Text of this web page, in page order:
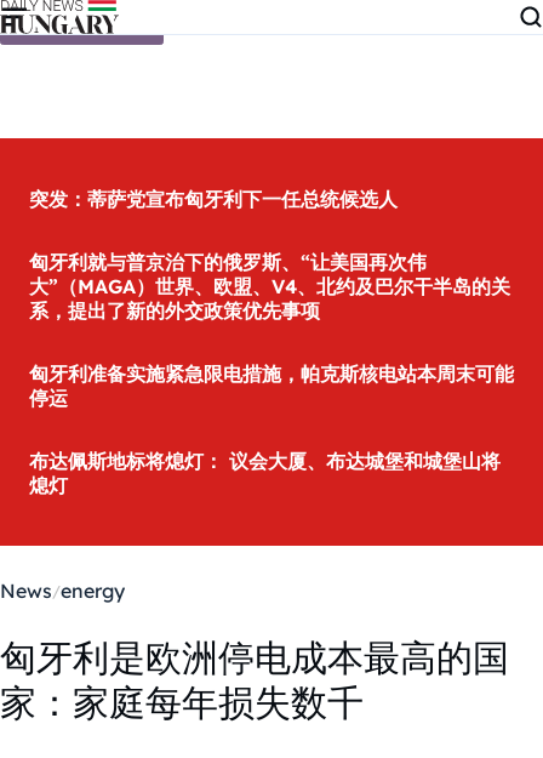
Skip to content
突发：蒂萨党宣布匈牙利下一任总统候选人
匈牙利就与普京治下的俄罗斯、“让美国再次伟
大”（MAGA）世界、欧盟、V4、北约及巴尔干半岛的关
系，提出了新的外交政策优先事项
匈牙利准备实施紧急限电措施，帕克斯核电站本周末可能
停运
布达佩斯地标将熄灯： 议会大厦、布达城堡和城堡山将
熄灯
News energy
匈牙利是欧洲停电成本最高的国
家：家庭每年损失数千